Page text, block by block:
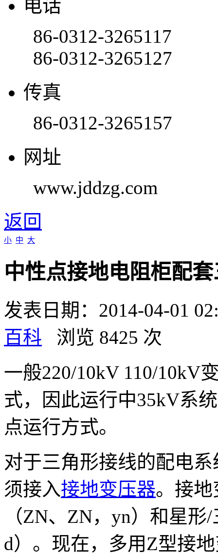
电话
86-0312-3265117
86-0312-3265127
传真
86-0312-3265157
网址
www.jddzg.com
返回
小 中 大
中性点接地电阻柜配
发表日期：2014-04-01
百科 浏览 8425 次
一般220/10kV 110/10kV
式，因此运行中35kV系
点运行方式。
对于三角形接线的配电
须接入接地变压器。接
（ZN、ZN，yn）和星
d）。现在，多用Z型接